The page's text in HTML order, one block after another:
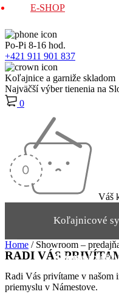
E-SHOP
Po-Pi 8-16 hod.
+421 911 901 837
Koľajnice a garniže skladom
Najväčší výber tienenia na
0
Váš
Koľajnicové
Garniže
Rímske rolety
Závesy a
Rolety
Home / Showroom –
RADI VÁS
Radi Vás privítame v našom
priemyslu v Námestove.